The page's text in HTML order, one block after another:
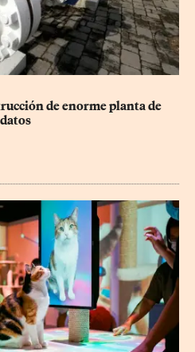
de enorme planta de